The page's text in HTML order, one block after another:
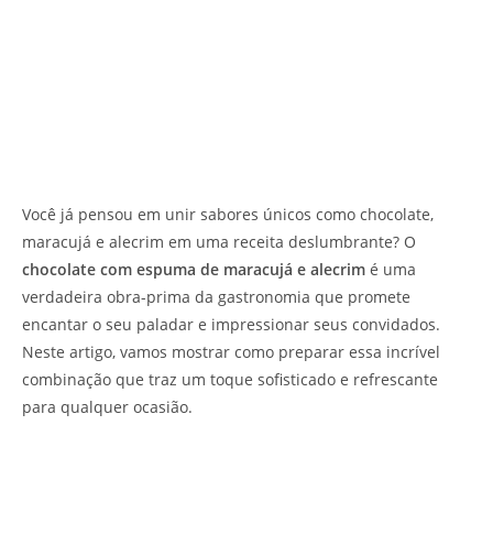
Você já pensou em unir sabores únicos como chocolate,
maracujá e alecrim em uma receita deslumbrante? O
chocolate com espuma de maracujá e alecrim é uma
verdadeira obra-prima da gastronomia que promete
encantar o seu paladar e impressionar seus convidados.
Neste artigo, vamos mostrar como preparar essa incrível
combinação que traz um toque sofisticado e refrescante
para qualquer ocasião.